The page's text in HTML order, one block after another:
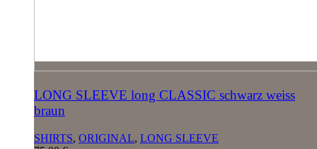
LONG SLEEVE long CLASSIC schwarz weiss
braun
SHIRTS, ORIGINAL, LONG SLEEVE